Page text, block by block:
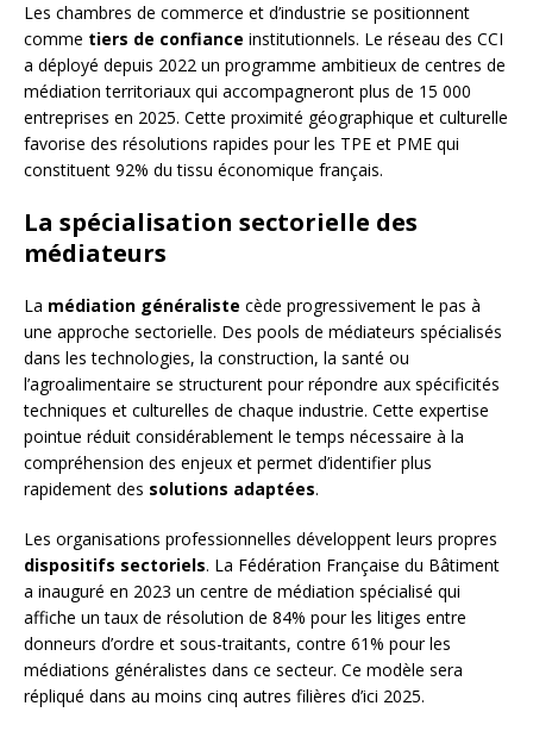
Les chambres de commerce et d’industrie se positionnent
comme tiers de confiance institutionnels. Le réseau des CCI
a déployé depuis 2022 un programme ambitieux de centres de
médiation territoriaux qui accompagneront plus de 15 000
entreprises en 2025. Cette proximité géographique et culturelle
favorise des résolutions rapides pour les TPE et PME qui
constituent 92% du tissu économique français.
La spécialisation sectorielle des
médiateurs
La médiation généraliste cède progressivement le pas à
une approche sectorielle. Des pools de médiateurs spécialisés
dans les technologies, la construction, la santé ou
l’agroalimentaire se structurent pour répondre aux spécificités
techniques et culturelles de chaque industrie. Cette expertise
pointue réduit considérablement le temps nécessaire à la
compréhension des enjeux et permet d’identifier plus
rapidement des solutions adaptées.
Les organisations professionnelles développent leurs propres
dispositifs sectoriels. La Fédération Française du Bâtiment
a inauguré en 2023 un centre de médiation spécialisé qui
affiche un taux de résolution de 84% pour les litiges entre
donneurs d’ordre et sous-traitants, contre 61% pour les
médiations généralistes dans ce secteur. Ce modèle sera
répliqué dans au moins cinq autres filières d’ici 2025.